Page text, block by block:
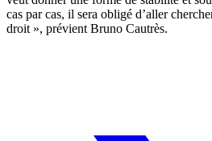
cas par cas, il sera obligé d’aller
droit », prévient Bruno Cautrès.